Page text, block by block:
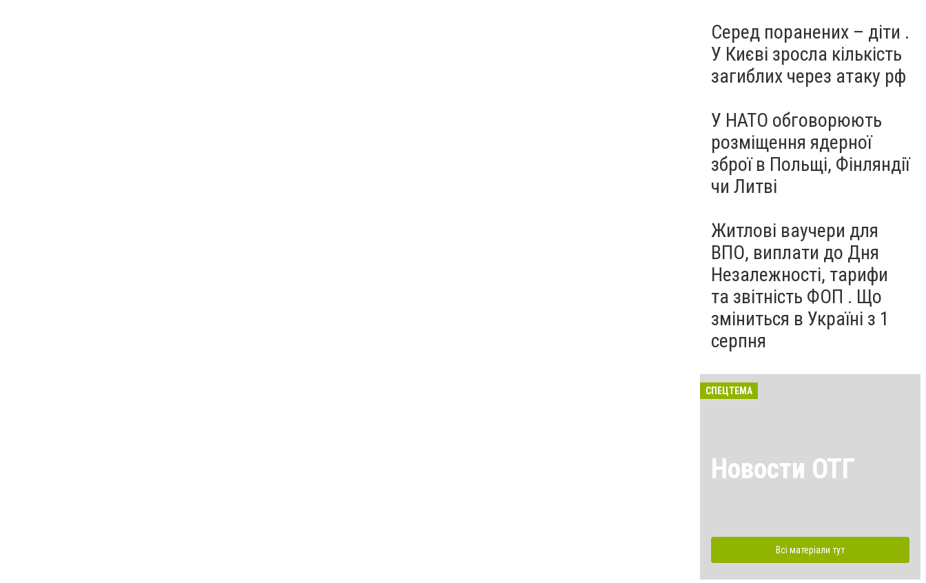
Серед поранених – діти .
У Києві зросла кількість
загиблих через атаку рф
У НАТО обговорюють
розміщення ядерної
зброї в Польщі, Фінляндії
чи Литві
Житлові ваучери для
ВПО, виплати до Дня
Незалежності, тарифи
та звітність ФОП . Що
зміниться в Україні з 1
серпня
СПЕЦТЕМА
Новости ОТГ
Всі матеріали тут